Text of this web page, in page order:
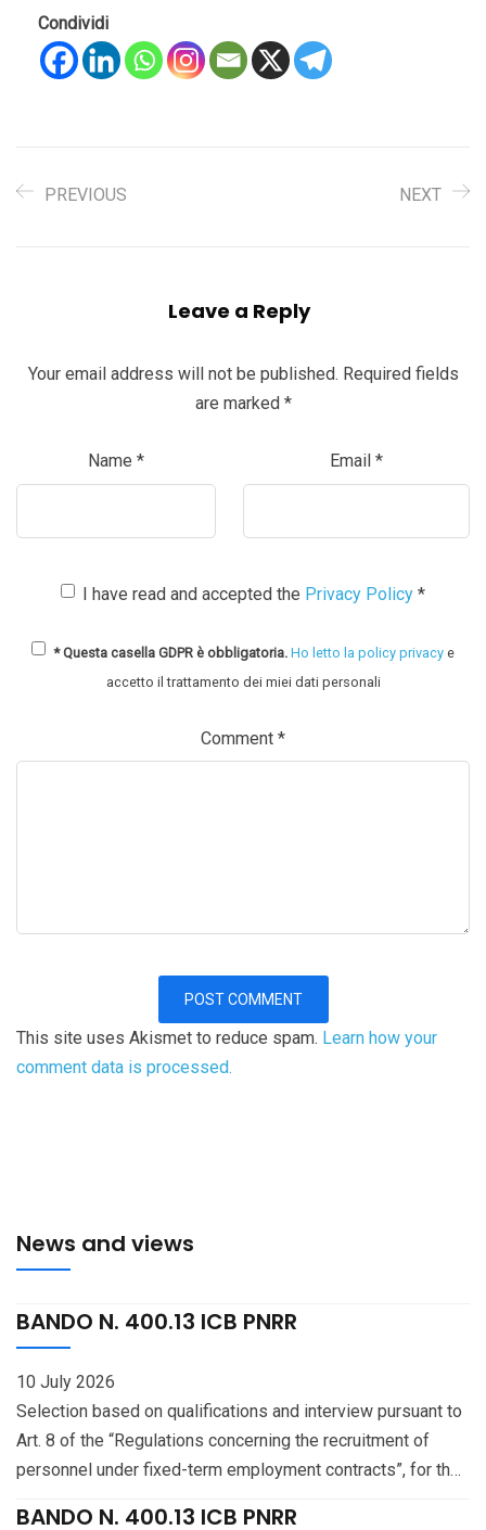
Condividi
PREVIOUS NEXT
Leave a Reply
Your email address will not be published. Required fields
are marked *
Name * Email *
I have read and accepted the Privacy Policy *
* Questa casella GDPR è obbligatoria. Ho letto la policy privacy e
accetto il trattamento dei miei dati personali
Comment *
This site uses Akismet to reduce spam. Learn how your
comment data is processed.
News and views
BANDO N. 400.13 ICB PNRR
10 July 2026
Selection based on qualifications and interview pursuant to
Art. 8 of the “Regulations concerning the recruitment of
personnel under fixed-term employment contracts”, for the
BANDO N. 400.13 ICB PNRR